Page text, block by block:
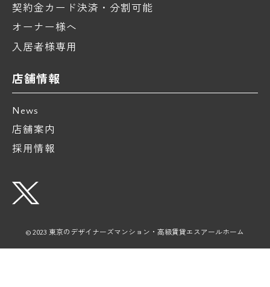
契約金カード決済・分割可能
オーナー様へ
入居者様専用
店舗情報
News
店舗案内
採用情報
© 2023 東京のデザイナーズマンション・高級賃貸エスアールホーム